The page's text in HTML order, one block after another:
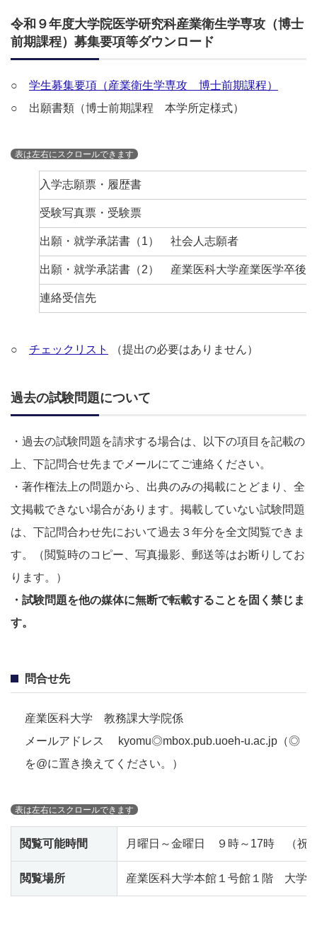
令和９年度大学院医学研究科産業衛生学専攻（博士
前期課程）募集要項等ダウンロード
○ 学生募集要項（産業衛生学専攻 博士前期課程）
○ 出願書類（博士前期課程 本学所定様式）
入学志願票・履歴書
受験写真票・受験票
出願・就学承諾書（1） 社会人志願者
出願・就学承諾書（2） 産業医科大学産業医学卒後
連絡受信先
○ チェックリスト （提出の必要はありません）
過去の試験問題について
・過去の試験問題を請求する場合は、以下の項目を記載の
上、下記問合せ先までメールにてご連絡ください。
・著作権法上の問題から、出典のみの掲載にとどまり、全
文掲載できない場合があります。掲載していない試験問題
は、下記問合わせ先において過去３年分を全文閲覧できま
す。（閲覧時のコピー、写真撮影、郵送等はお断りしてお
ります。）
・試験問題を他の媒体に無断で転載することを固く禁じま
す。
問合せ先
産業医科大学 教務課大学院係
メールアドレス
kyomu◎mbox.pub.uoeh-u.ac.jp（◎
を@に置き換えてください。）
閲覧可能時間 月曜日～金曜日 ９時～17時 （祝
閲覧場所 産業医科大学本館１号館１階 大学